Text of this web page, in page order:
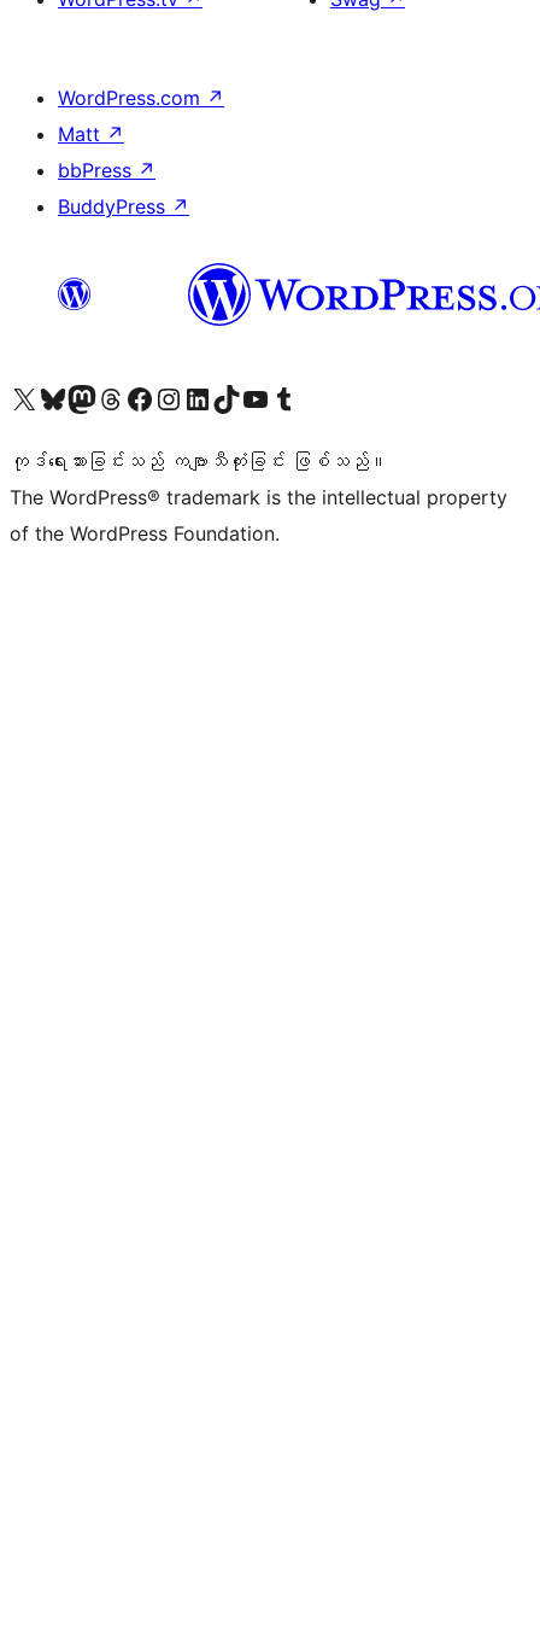
WordPress.com ↗
Matt ↗
bbPress ↗
BuddyPress ↗
ကျွန်ုပ်တို့၏ X (ယခင် Twitter) အကောင့်သို့ သွားရောက်ကြည့်ရှုပါကျွန်ုပ်တို့၏ Bluesky အကောင့်သို့ ဝင်ရောက်ကြည့်ရှုရန်
ကျွန်ုပ်တို့၏ Mastodon အကောင့်သို့ သွားရောက်ကြည့်ရှုပါကျွန်ုပ်တို့၏ Threads အကောင့်သို့ ဝင်ရောက်ကြည့်ရှုရန်
ကျွန်ုပ်တို့၏ Facebook စာမျက်နှာသို့ သွားရောက်ကြည့်ရှုပါကျွန်ုပ်တို့၏ Instagram အကောင့်သို့ သွားရောက်ကြည့်ရှုပါ ကျွန်ုပ်တို့၏ LinkedIn အကောင့်သို့ သွားရောက်ကြည့်ရှုပါကျွန်ုပ်တို့၏ TikTok အကောင့်သို့ ဝင်ရောက်ကြည့်ရှုရန်
ကျွန်ုပ်တို့၏ YouTube ချန်နယ်သို့ သွားရောက်ကြည့်ရှုပါ ကျွန်ုပ်တို့၏ Tumblr အကောင့်သို့ ဝင်ရောက်ကြည့်ရှုရန်
ကုဒ်ရေးသားခြင်းသည် ကဗျာသီကုံးခြင်း ဖြစ်သည်။
The WordPress® trademark is the intellectual property
of the WordPress Foundation.